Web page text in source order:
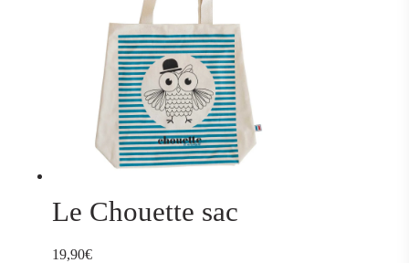
Le Chouette sac
19,90€